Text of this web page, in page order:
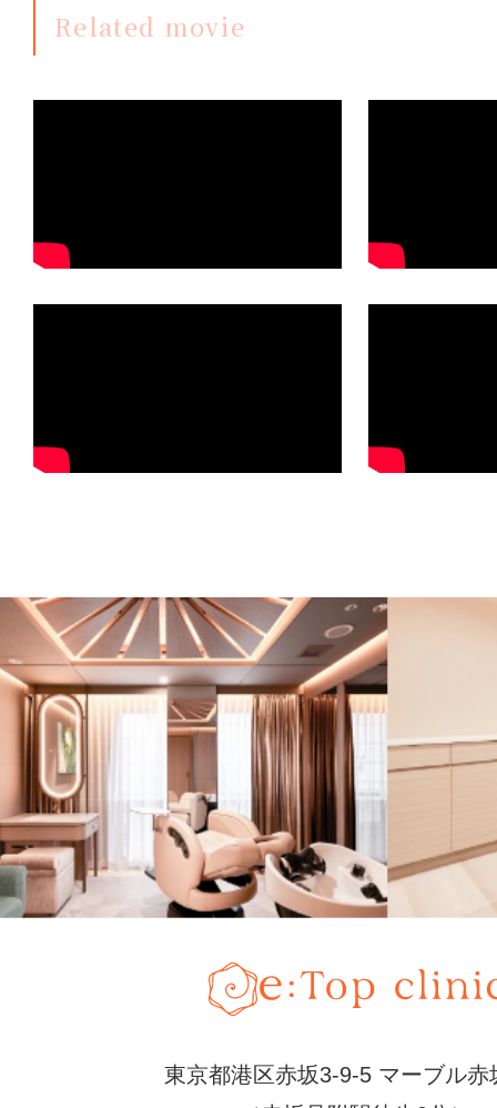
Related movie
東京都港区赤坂3-9-5 マーブル赤